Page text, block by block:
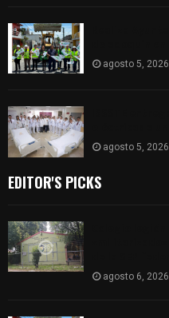
agosto 5, 2026
agosto 5, 2026
EDITOR'S PICKS
agosto 6, 2026